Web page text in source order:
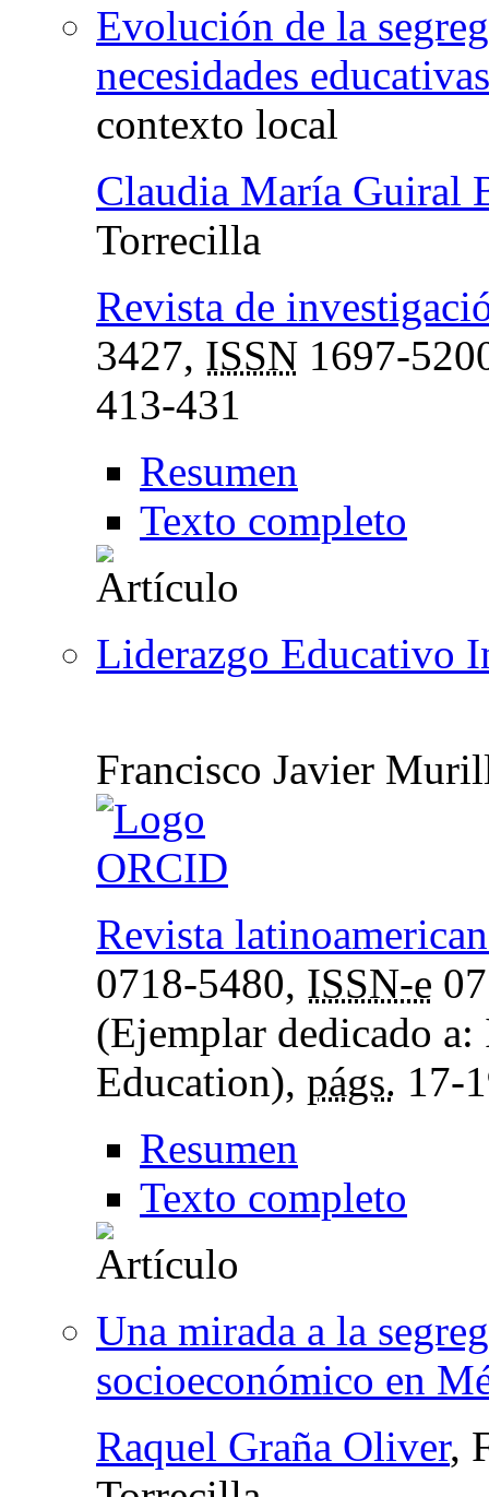
Evolución de la
necesidades
contexto local
Claudia María Guiral
Torrecilla
Revista de
3427, ISSN 1697-
413-431
Resumen
Texto completo
Liderazgo Educativo
Francisco Javier
Revista
0718-5480, ISSN-e
(Ejemplar dedicado
Education), págs. 17-
Resumen
Texto completo
Una mirada a la
socioeconómico en
Raquel Graña Oliver,